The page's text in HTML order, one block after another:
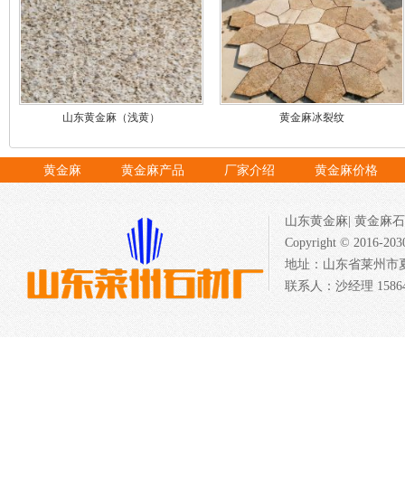
山东黄金麻（浅黄） 黄金麻冰裂纹
黄金麻 黄金麻产品 厂家介绍 黄金麻价格
山东黄金麻 |黄金麻
Copyright © 2016-
地址：山东省莱州市
联系人：沙经理